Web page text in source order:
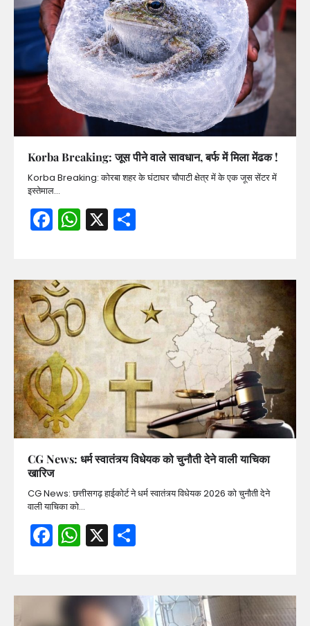
Korba Breaking: जूस पीने वाले सावधान, बर्फ में मिला मेंढक !
Korba Breaking: कोरबा शहर के घंटाघर चौपाटी क्षेत्र में के एक जूस सेंटर में
इस्तेमाल…
Facebook
WhatsApp
X
CG News: धर्म स्वातंत्र्य विधेयक को चुनौती देने वाली याचिका
खारिज
CG News: छत्तीसगढ़ हाईकोर्ट ने धर्म स्वातंत्र्य विधेयक 2026 को चुनौती देने
वाली याचिका को…
Facebook
WhatsApp
X